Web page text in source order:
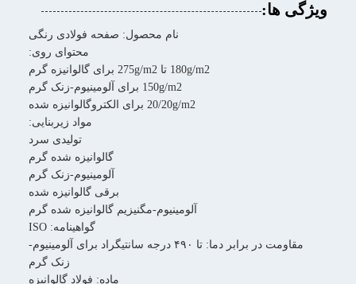
ویژگی ها:
نام محصول: صفحه فولادی رنگی
محتوای روی:
180g/m2 تا 275g/m2 برای گالوانیزه گرم
150g/m2 برای آلومینیوم-زنک گرم
20/20g/m2 برای الکتروگالوانیزه شده
مواد زیربنایی:
تولیدی سرد
گالوانیزه شده گرم
آلومینیوم-زنک گرم
برقی گالوانیزه شده
آلومینیوم-مگنیزیم گالوانیزه شده گرم
گواهینامه: ISO
مقاومت در برابر دما: تا ۴۹۰ درجه سانتیگراد برای آلومینیوم-
زنک گرم
ماده: فولاد گالوانیزه